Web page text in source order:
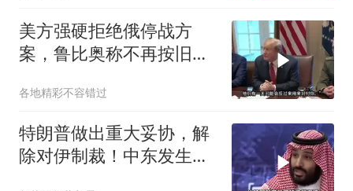
美方强硬拒绝俄停战方
案，鲁比奥称不再按旧路
各地精彩不容错过
特朗普做出重大妥协，解
除对伊制裁！中东发生怎